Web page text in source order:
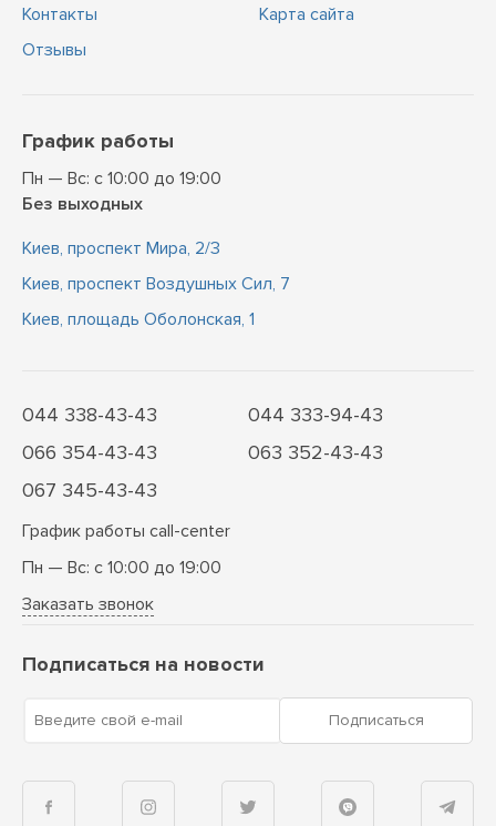
Контакты
Отзывы
Карта сайта
График работы
Пн — Вс: с 10:00 до 19:00
Без выходных
Киев, проспект Мира, 2/3
Киев, проспект Воздушных Сил, 7
Киев, площадь Оболонская, 1
044 338-43-43
044 333-94-43
066 354-43-43
063 352-43-43
067 345-43-43
График работы call-center
Пн — Вс: с 10:00 до 19:00
Заказать звонок
Подписаться на новости
Введите свой e-mail Подписаться